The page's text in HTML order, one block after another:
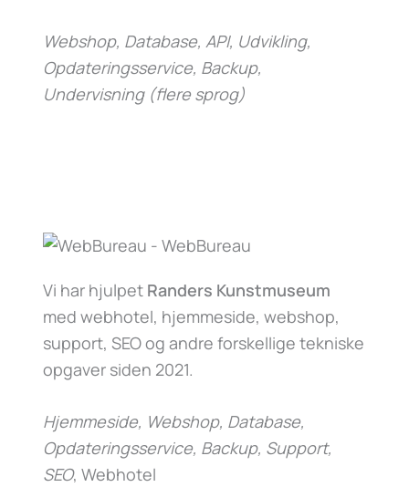
Webshop, Database, API, Udvikling,
Opdateringsservice, Backup,
Undervisning (flere sprog)
Vi har hjulpet Randers Kunstmuseum
med webhotel, hjemmeside, webshop,
support, SEO og andre forskellige tekniske
opgaver siden 2021.
Hjemmeside, Webshop, Database,
Opdateringsservice, Backup, Support,
SEO, Webhotel